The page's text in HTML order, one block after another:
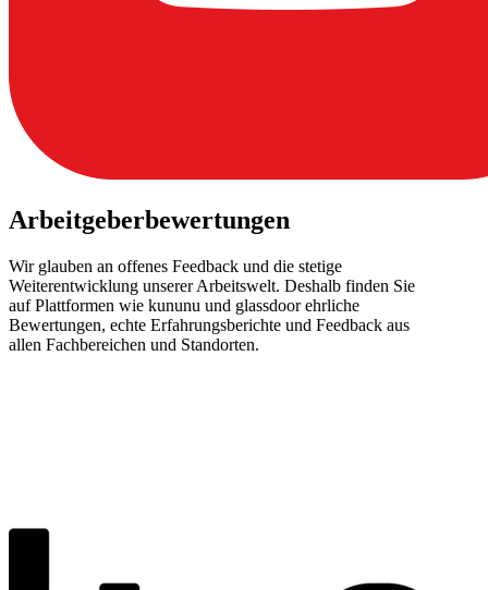
Arbeitgeberbewertungen
Wir glauben an offenes Feedback und die stetige
Weiterentwicklung unserer Arbeitswelt. Deshalb finden Sie
auf Plattformen wie kununu und glassdoor ehrliche
Bewertungen, echte Erfahrungsberichte und Feedback aus
allen Fachbereichen und Standorten.